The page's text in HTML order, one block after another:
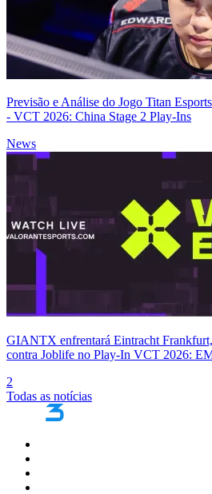
Previsão e Análise do Jogo Titan
- VCT 2026: China Stage 2 Play-Ins
News
GIANTX enfrentará Eintracht
contra Joblife no Play-In VCT 2026:
2
Todas as notícias